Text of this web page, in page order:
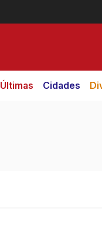
Últimas Cidades